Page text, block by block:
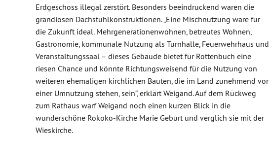
Erdgeschoss illegal zerstört. Besonders beeindruckend waren die
grandiosen Dachstuhlkonstruktionen. „Eine Mischnutzung wäre für
die Zukunft ideal. Mehrgenerationenwohnen, betreutes Wohnen,
Gastronomie, kommunale Nutzung als Turnhalle, Feuerwehrhaus und
Veranstaltungssaal – dieses Gebäude bietet für Rottenbuch eine
riesen Chance und könnte Richtungsweisend für die Nutzung von
weiteren ehemaligen kirchlichen Bauten, die im Land zunehmend vor
einer Umnutzung stehen, sein“, erklärt Weigand. Auf dem Rückweg
zum Rathaus warf Weigand noch einen kurzen Blick in die
wunderschöne Rokoko-Kirche Marie Geburt und verglich sie mit der
Wieskirche.